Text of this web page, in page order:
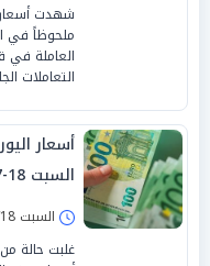
شهدت أسعار
ملحوظاً في
العاملة في
التعاملات
أسعار
السبت 18-7-2026
السبت 18/يوليو/2026 - 11:30 ص
غلبت حالة